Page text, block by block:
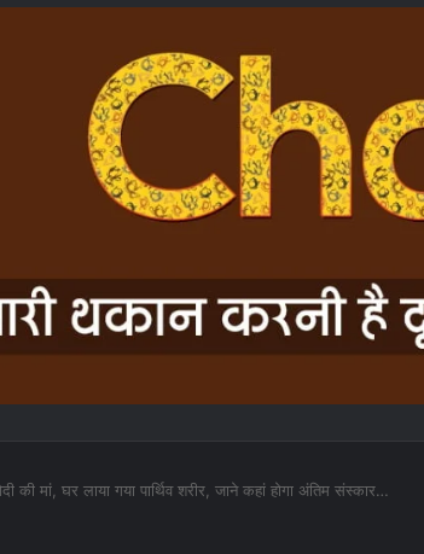
की मां, घर लाया गया पार्थिव शरीर, जाने कहां होगा अंतिम संस्कार…